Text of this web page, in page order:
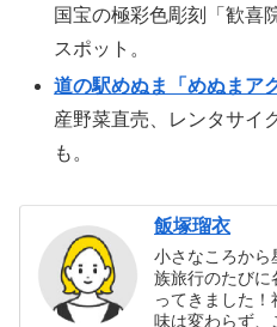
国宝の極彩色彫刻「歓喜
スポット。
道の駅めぬま「めぬまア
産野菜直売、レンタサイ
も。
飯塚瑠衣
小さなころから
族旅行のたびに
ってきました
味は変わらず、